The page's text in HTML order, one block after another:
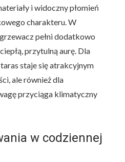
i widoczny płomień
charakteru. W
pełni dodatkowo
przytulną aurę. Dla
staje się atrakcyjnym
ale również dla
przyciąga klimatyczny
w codziennej